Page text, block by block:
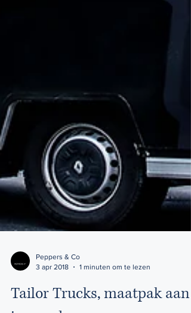
3 apr 2018
1 minuten om te lezen